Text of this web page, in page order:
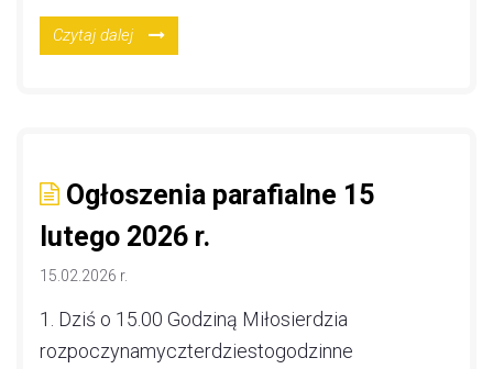
Czytaj dalej
Ogłoszenia parafialne 15
lutego 2026 r.
15.02.2026 r.
1. Dziś o 15.00 Godziną Miłosierdzia
rozpoczynamyczterdziestogodzinne